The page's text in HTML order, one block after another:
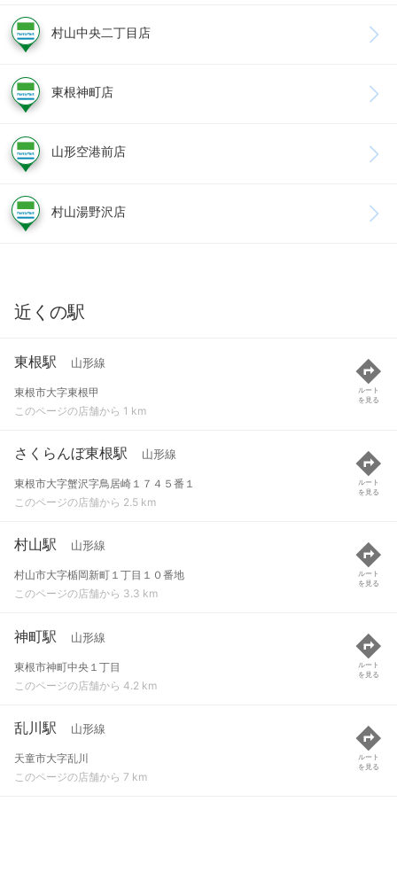
村山中央二丁目店
東根神町店
山形空港前店
村山湯野沢店
近くの駅
東根駅 山形線
東根市大字東根甲
このページの店舗から 1 km
ルート
を見る
さくらんぼ東根駅 山形線
東根市大字蟹沢字鳥居崎１７４５番１
このページの店舗から 2.5 km
ルート
を見る
村山駅 山形線
村山市大字楯岡新町１丁目１０番地
このページの店舗から 3.3 km
ルート
を見る
神町駅 山形線
東根市神町中央１丁目
このページの店舗から 4.2 km
ルート
を見る
乱川駅 山形線
天童市大字乱川
このページの店舗から 7 km
ルート
を見る